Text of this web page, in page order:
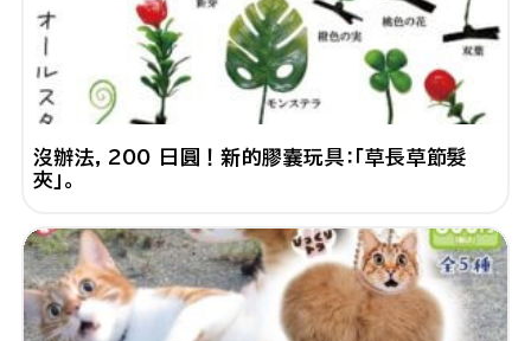
沒辦法，200 日圓！新的膠囊玩具：「草長草節髮
夾」。